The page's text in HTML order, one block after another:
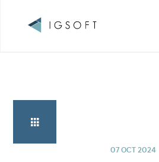
07 OCT 2024
Navigation